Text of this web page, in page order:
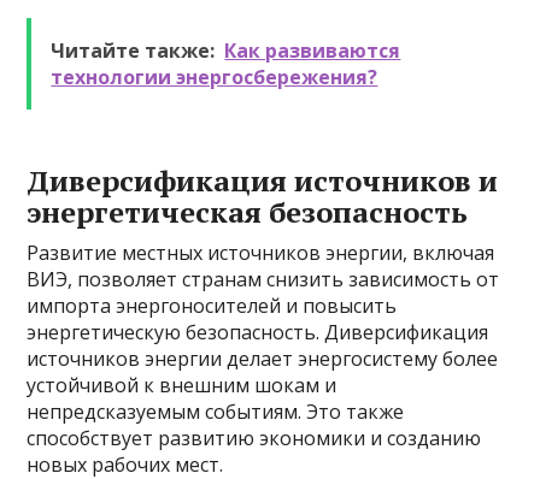
Читайте также: Как развиваются
технологии энергосбережения?
Диверсификация источников и
энергетическая безопасность
Развитие местных источников энергии, включая
ВИЭ, позволяет странам снизить зависимость от
импорта энергоносителей и повысить
энергетическую безопасность. Диверсификация
источников энергии делает энергосистему более
устойчивой к внешним шокам и
непредсказуемым событиям. Это также
способствует развитию экономики и созданию
новых рабочих мест.